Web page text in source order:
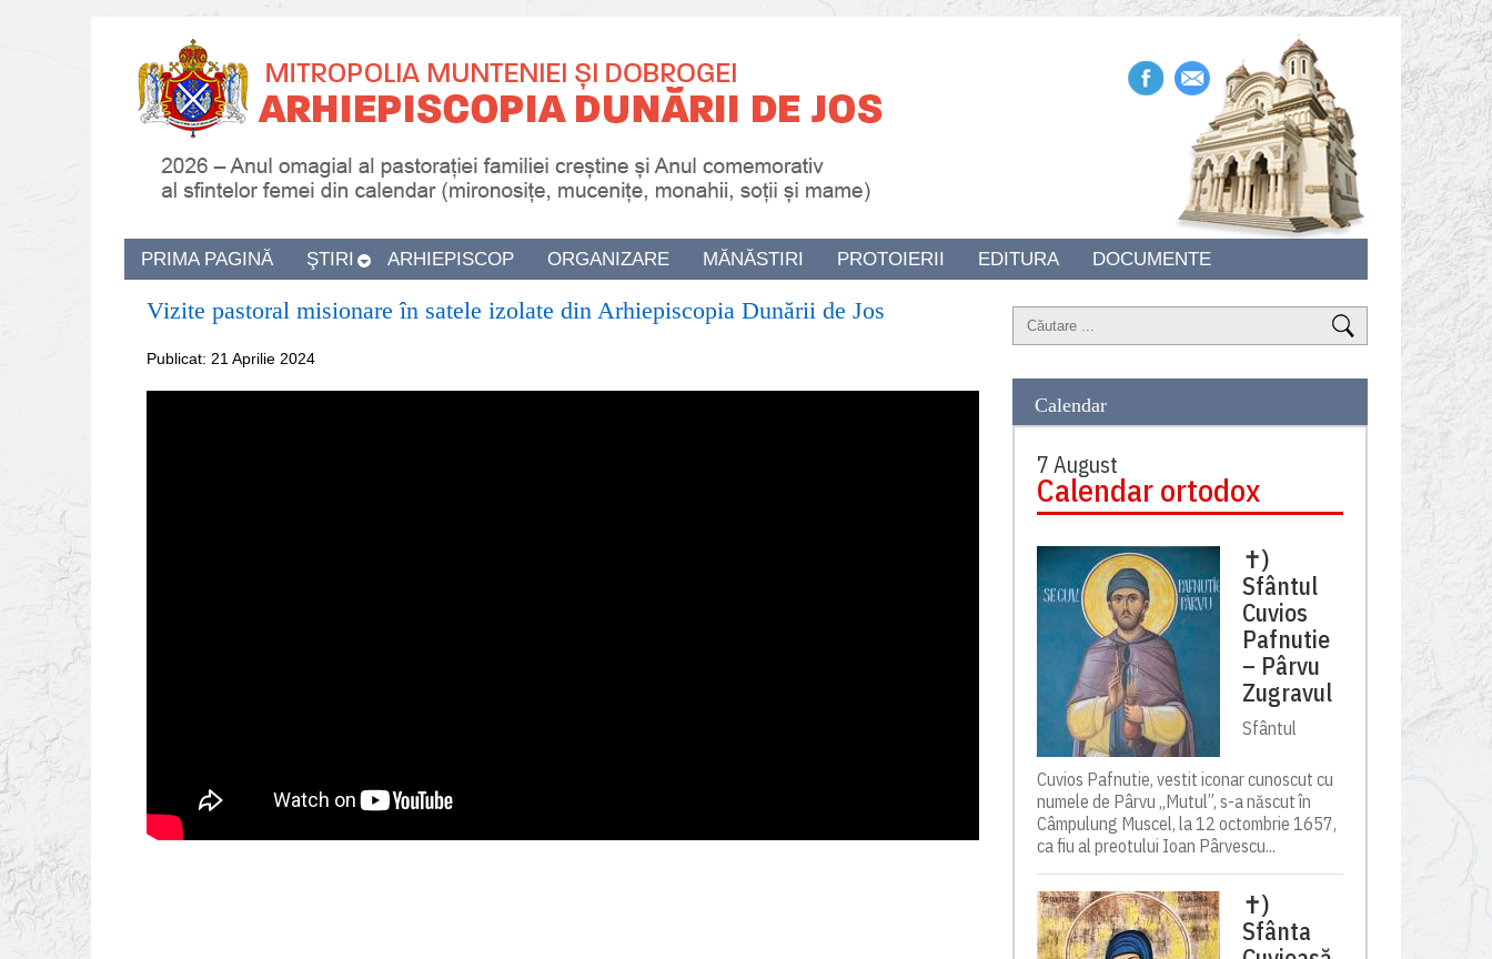
PRIMA PAGINĂ ŞTIRI ARHIEPISCOP ORGANIZARE MĂNĂSTIRI PROTOIERII EDITURA DOCUMENTE
Vizite pastoral misionare în satele izolate din Arhiepiscopia Dunării de Jos
Publicat: 21 Aprilie 2024
Calendar
7 August
Calendar ortodox
✝)
Sfântul
Cuvios
Pafnutie
– Pârvu
Zugravul
Sfântul
Cuvios Pafnutie, vestit iconar cunoscut cu
numele de Pârvu „Mutul”, s-a născut în
Câmpulung Muscel, la 12 octombrie 1657,
ca fiu al preotului Ioan Pârvescu...
✝)
Sfânta